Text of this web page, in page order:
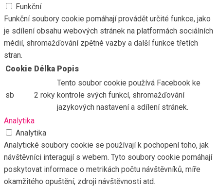
Funkční
Funkční soubory cookie pomáhají provádět určité funkce, jako
je sdílení obsahu webových stránek na platformách sociálních
médií, shromažďování zpětné vazby a další funkce třetích
stran.
Cookie Délka Popis
sb 2 roky
Tento soubor cookie používá Facebook ke
kontrole svých funkcí, shromažďování
jazykových nastavení a sdílení stránek.
Analytika
Analytika
Analytické soubory cookie se používají k pochopení toho, jak
návštěvníci interagují s webem. Tyto soubory cookie pomáhají
poskytovat informace o metrikách počtu návštěvníků, míře
okamžitého opuštění, zdroji návštěvnosti atd.